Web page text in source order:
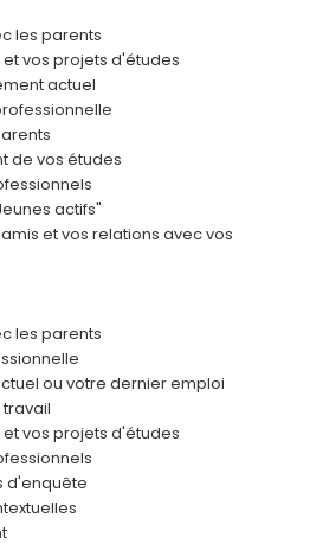
les parents
vos projets d'études
actuel
de vos études
actifs"
et vos relations avec vos
les parents
ou votre dernier emploi
vos projets d'études
d'enquête